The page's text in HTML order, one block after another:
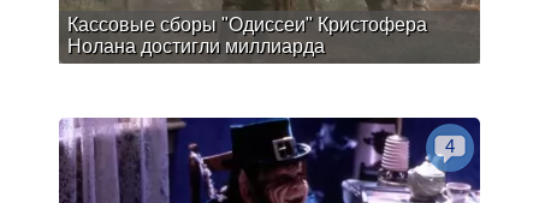
Кассовые сборы "Одиссеи" Кристофера
Нолана достигли миллиарда
4